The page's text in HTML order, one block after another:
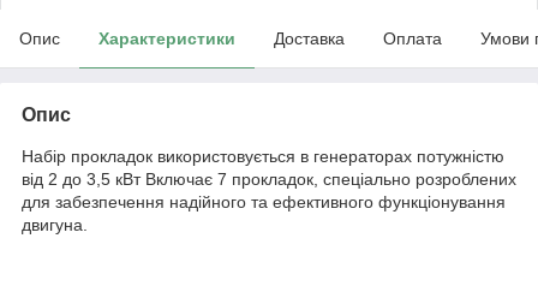
Опис Характеристики Доставка Оплата Умови
Опис
Набір прокладок використовується в генераторах потужністю
від 2 до 3,5 кВт Включає 7 прокладок, спеціально розроблених
для забезпечення надійного та ефективного функціонування
двигуна.